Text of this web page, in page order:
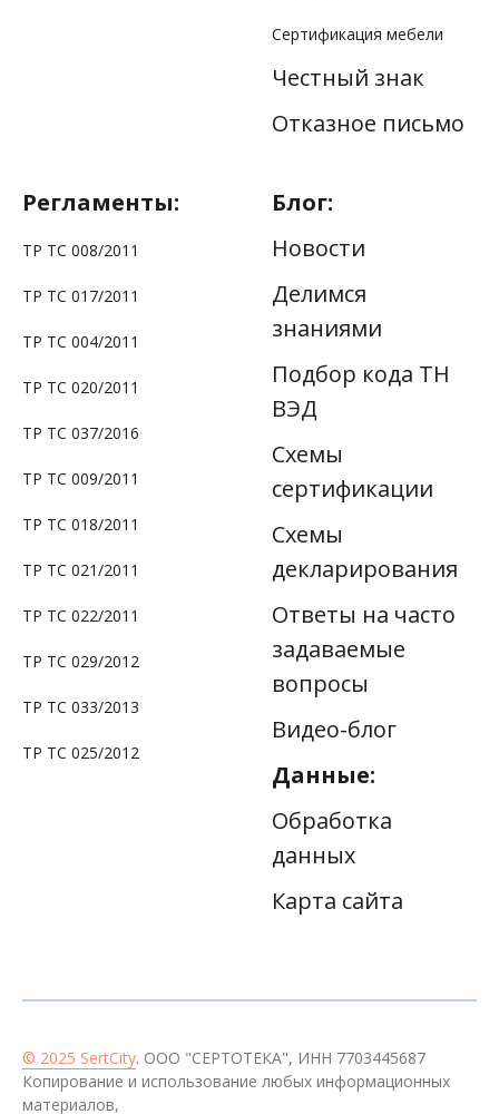
Сертификация мебели
Честный знак
Отказное письмо
Регламенты:
ТР ТС 008/2011
ТР ТС 017/2011
ТР ТС 004/2011
ТР ТС 020/2011
ТР ТС 037/2016
ТР TС 009/2011
ТР ТС 018/2011
ТР ТС 021/2011
ТР ТС 022/2011
ТР ТС 029/2012
ТР ТС 033/2013
ТР ТС 025/2012
Блог:
Новости
Делимся
знаниями
Подбор кода ТН
ВЭД
Схемы
сертификации
Схемы
декларирования
Ответы на часто
задаваемые
вопросы
Видео-блог
Данные:
Обработка
данных
Карта сайта
© 2025 SertCity. ООО "СЕРТОТЕКА", ИНН 7703445687
Копирование и использование любых информационных
материалов,